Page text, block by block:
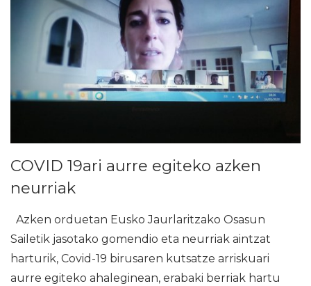
COVID 19ari aurre egiteko azken
neurriak
Azken orduetan Eusko Jaurlaritzako Osasun
Sailetik jasotako gomendio eta neurriak aintzat
harturik, Covid-19 birusaren kutsatze arriskuari
aurre egiteko ahaleginean, erabaki berriak hartu